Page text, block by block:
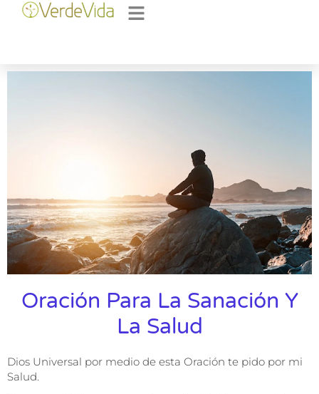
Oración Para La Sanación Y
La Salud
Dios Universal por medio de esta Oración te pido por mi
Salud.